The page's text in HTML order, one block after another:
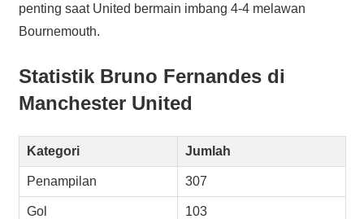
penting saat United bermain imbang 4-4 melawan
Bournemouth.
Statistik Bruno Fernandes di
Manchester United
Kategori Jumlah
Penampilan 307
Gol 103